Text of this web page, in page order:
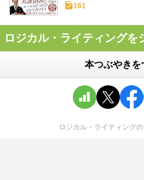
161
ロジカル・ライティングを
本つぶやきを
ロジカル・ライティングの